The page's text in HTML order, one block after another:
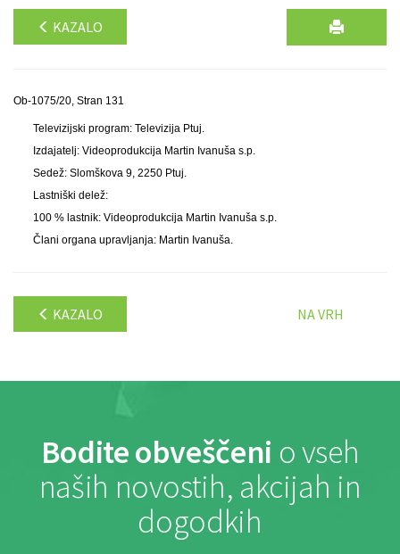
KAZALO
Ob-1075/20, Stran 131
Televizijski program: Televizija Ptuj.
Izdajatelj: Videoprodukcija Martin Ivanuša s.p.
Sedež: Slomškova 9, 2250 Ptuj.
Lastniški delež:
100 % lastnik: Videoprodukcija Martin Ivanuša s.p.
Člani organa upravljanja: Martin Ivanuša.
KAZALO NA VRH
Bodite obveščeni o vseh
naših novostih, akcijah in
dogodkih